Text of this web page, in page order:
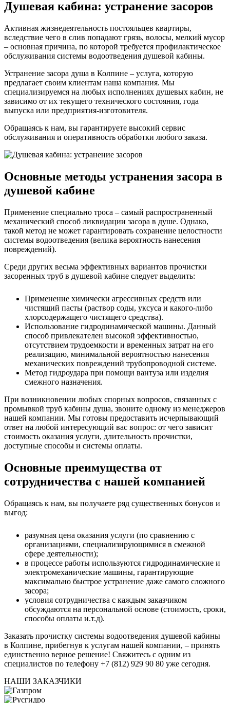
Душевая кабина: устранение засоров
Активная жизнедеятельность постояльцев квартиры,
вследствие чего в слив попадают грязь, волосы, мелкий мусор
– основная причина, по которой требуется профилактическое
обслуживания системы водоотведения душевой кабины.
Устранение засора душа в Колпине – услуга, которую
предлагает своим клиентам наша компания. Мы
специализируемся на любых исполнениях душевых кабин, не
зависимо от их текущего технического состояния, года
выпуска или предприятия-изготовителя.
Обращаясь к нам, вы гарантируете высокий сервис
обслуживания и оперативность обработки любого заказа.
Основные методы устранения засора в
душевой кабине
Применение специально троса – самый распространенный
механический способ ликвидации засора в душе. Однако,
такой метод не может гарантировать сохранение целостности
системы водоотведения (велика вероятность нанесения
повреждений).
Среди других весьма эффективных вариантов прочистки
засоренных труб в душевой кабине следует выделить:
Применение химически агрессивных средств или
чистящий пасты (раствор соды, уксуса и какого-либо
хлорсодержащего чистящего средства).
Использование гидродинамической машины. Данный
способ привлекателен высокой эффективностью,
отсутствием трудоемкости и временных затрат на его
реализацию, минимальной вероятностью нанесения
механических повреждений трубопроводной системе.
Метод гидроудара при помощи вантуза или изделия
смежного назначения.
При возникновении любых спорных вопросов, связанных с
промывкой труб кабины душа, звоните одному из менеджеров
нашей компании. Мы готовы предоставить исчерпывающий
ответ на любой интересующий вас вопрос: от чего зависит
стоимость оказания услуги, длительность прочистки,
доступные способы и системы оплаты.
Основные преимущества от
сотрудничества с нашей компанией
Обращаясь к нам, вы получаете ряд существенных бонусов и
выгод:
разумная цена оказания услуги (по сравнению с
организациями, специализирующимися в смежной
сфере деятельности);
в процессе работы используются гидродинамические и
электромеханические машины, гарантирующие
максимально быстрое устранение даже самого сложного
засора;
условия сотрудничества с каждым заказчиком
обсуждаются на персональной основе (стоимость, сроки,
способы оплаты и.т.д).
Заказать прочистку системы водоотведения душевой кабины
в Колпине, прибегнув к услугам нашей компании, – принять
единственно верное решение! Свяжитесь с одним из
специалистов по телефону +7 (812) 929 90 80 уже сегодня.
НАШИ ЗАКАЗЧИКИ